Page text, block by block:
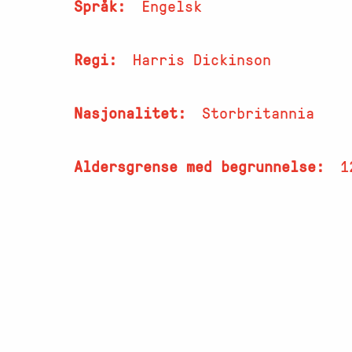
Språk Engelsk
Regi Harris Dickinson
Nasjonalitet Storbritannia
Aldersgrense med begrunnelse